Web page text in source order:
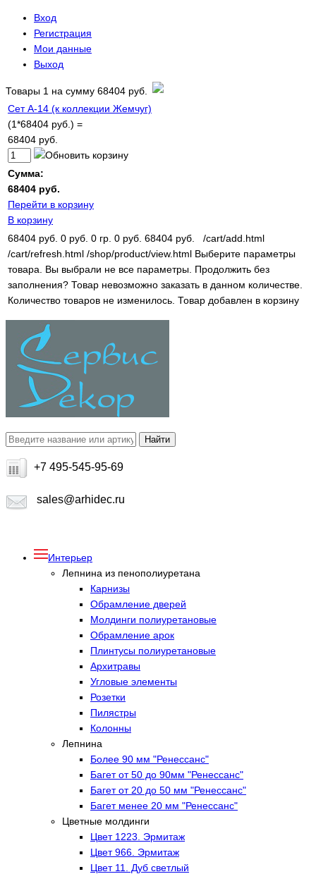
Вход
Регистрация
Мои данные
Выход
Товары 1 на сумму 68404 руб.
Сет A-14 (к коллекции Жемчуг)
(1*68404 руб.) =
68404 руб.
Сумма:
68404 руб.
Перейти в корзину
В корзину
68404 руб. 0 руб. 0 гр. 0 руб. 68404 руб.
/cart/add.html
/cart/refresh.html /shop/product/view.html Выберите параметры
товара.
Вы выбрали не все параметры. Продолжить без
заполнения? Товар невозможно заказать в данном количестве.
Количество товаров не изменилось. Товар добавлен в корзину
+7 495-545-95-69
sales@arhidec.ru
Интерьер
Лепнина из пенополиуретана
Карнизы
Обрамление дверей
Молдинги полиуретановые
Обрамление арок
Плинтусы полиуретановые
Архитравы
Угловые элементы
Розетки
Пилястры
Колонны
Лепнина
Более 90 мм "Ренессанс"
Багет от 50 до 90мм "Ренессанс"
Багет от 20 до 50 мм "Ренессанс"
Багет менее 20 мм "Ренессанс"
Цветные молдинги
Цвет 1223. Эрмитаж
Цвет 966. Эрмитаж
Цвет 11. Дуб светлый